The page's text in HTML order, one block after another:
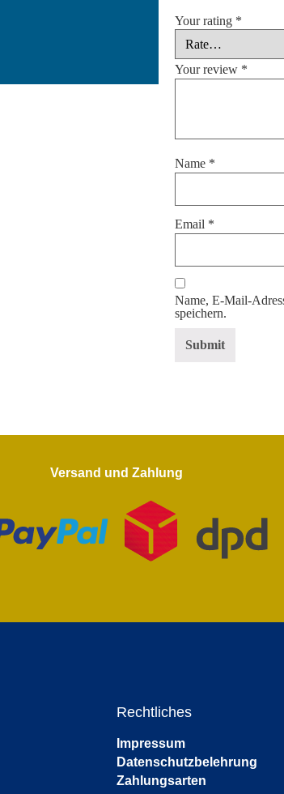
Your rating *
Your review *
Name *
Email *
Name, E-Mail-
speichern.
Versand und Zahlung
Rechtliches
Impressum
Datenschutzbelehrung
Zahlungsarten